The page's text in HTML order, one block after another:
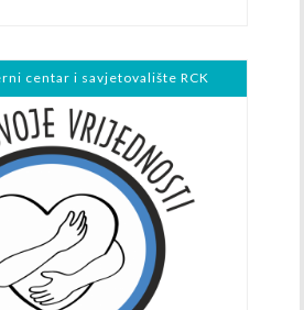
centar i savjetovalište RCK